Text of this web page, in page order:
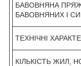
БАВОВНЯНА
БАВОВНЯНИХ І
ТЕХНІЧНІ
КІЛЬКІСТЬ ЖИЛ,